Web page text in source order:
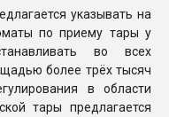
указывать на
по приему тары у
во всех
более трёх тысяч
в области
тары предлагается